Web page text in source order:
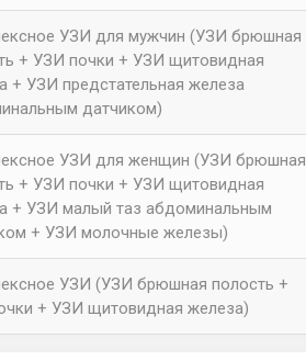
УЗИ для мужчин (УЗИ брюшная
+ УЗИ почки + УЗИ щитовидная
+ УЗИ предстательная железа
датчиком)
УЗИ для женщин (УЗИ брюшная
+ УЗИ почки + УЗИ щитовидная
+ УЗИ малый таз абдоминальным
+ УЗИ молочные железы)
УЗИ (УЗИ брюшная полость +
+ УЗИ щитовидная железа)